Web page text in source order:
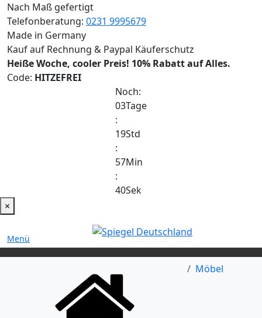
Nach Maß gefertigt
Telefonberatung: 0231 9995679
Made in Germany
Kauf auf Rechnung & Paypal Käuferschutz
Heiße Woche, cooler Preis! 10% Rabatt auf Alles.
Code: HITZEFREI
Noch:
03Tage
:
19Std
:
57Min
:
39Sek
×
Menü
Möbel